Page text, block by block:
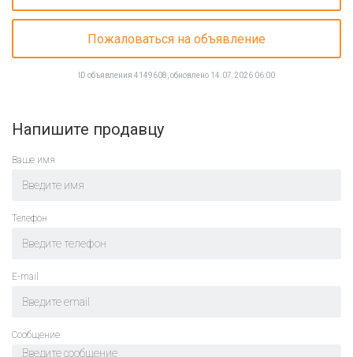
Пожаловаться на объявление
ID объявления 4149608, обновлено 14.07.2026 06:00
Напишите продавцу
Ваше имя
Телефон
E-mail
Cообщение